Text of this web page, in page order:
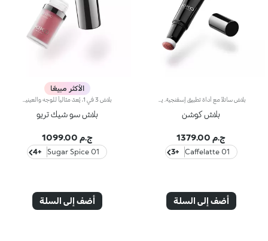
بلاش كوشن
ج.م 1379.00
01 Caffelatte
+3
أضف إلى السلة
الأكثر مبيعًا
بلاش سو شيك تريو
ج.م 1099.00
01 Sugar Spice
+4
أضف إلى السلة